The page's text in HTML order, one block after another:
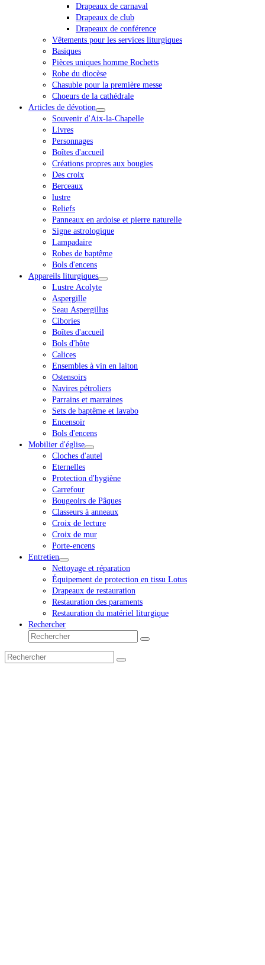
Drapeaux de carnaval
Drapeaux de club
Drapeaux de conférence
Vêtements pour les services liturgiques
Basiques
Pièces uniques homme Rochetts
Robe du diocèse
Chasuble pour la première messe
Choeurs de la cathédrale
Articles de dévotion
Souvenir d'Aix-la-Chapelle
Livres
Personnages
Boîtes d'accueil
Créations propres aux bougies
Des croix
Berceaux
lustre
Reliefs
Panneaux en ardoise et pierre naturelle
Signe astrologique
Lampadaire
Robes de baptême
Bols d'encens
Appareils liturgiques
Lustre Acolyte
Aspergille
Seau Aspergillus
Cibories
Boîtes d'accueil
Bols d'hôte
Calices
Ensembles à vin en laiton
Ostensoirs
Navires pétroliers
Parrains et marraines
Sets de baptême et lavabo
Encensoir
Bols d'encens
Mobilier d'église
Cloches d'autel
Eternelles
Protection d'hygiène
Carrefour
Bougeoirs de Pâques
Classeurs à anneaux
Croix de lecture
Croix de mur
Porte-encens
Entretien
Nettoyage et réparation
Équipement de protection en tissu Lotus
Drapeaux de restauration
Restauration des paraments
Restauration du matériel liturgique
Rechercher
Rechercher
Envoyer
Rechercher
Envoyer